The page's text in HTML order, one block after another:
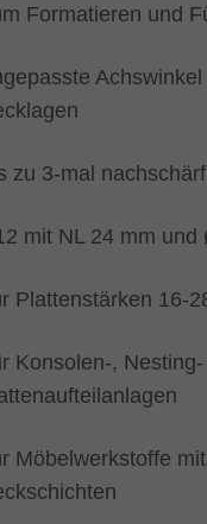
Formatieren und
zu 3-mal
mit NL 24 mm und
Plattenstärken 16-
Konsolen-,
Möbelwerkstoffe